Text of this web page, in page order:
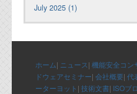
July 2025 (1)
ホーム| ニュース| 機能安全コン
ドウェアセミナー| 会社概要| 代
ーターヨット | 技術文書| ISOブ